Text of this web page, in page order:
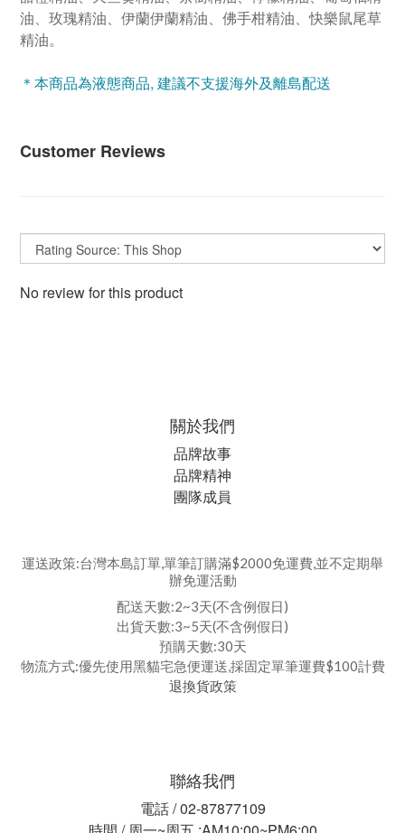
油、玫瑰精油、伊蘭伊蘭精油、佛手柑精油、快樂鼠尾草
精油。
＊本商品為液態商品, 建議不支援海外及離島配送
Customer Reviews
No review for this product
關於我們
品牌故事
品牌精神
團隊成員
運送政策:台灣本島訂單,單筆訂購滿$2000免運費,並不定期舉
辦免運活動
配送天數:2~3天(不含例假日)
出貨天數:3~5天(不含例假日)
預購天數:30天
物流方式:優先使用黑貓宅急便運送,採固定單筆運費$100計費
退換貨政策
聯絡我們
電話 / 02-87877109